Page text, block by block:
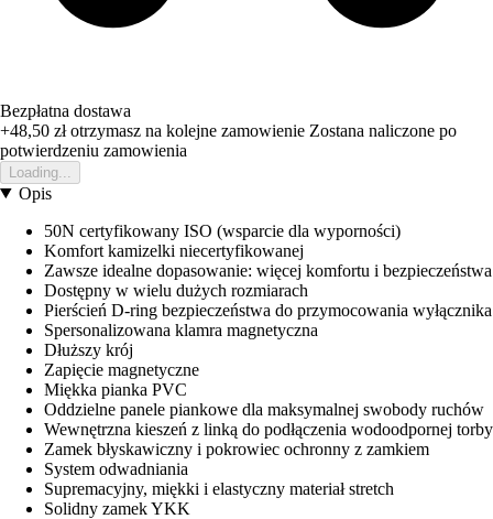
Bezpłatna dostawa
+48,50 złotrzymasz na kolejne zamowienie Zostana naliczone po
potwierdzeniu zamowienia
Loading...
Opis
50N certyfikowany ISO (wsparcie dla wyporności)
Komfort kamizelki niecertyfikowanej
Zawsze idealne dopasowanie: więcej komfortu i bezpieczeństwa
Dostępny w wielu dużych rozmiarach
Pierścień D-ring bezpieczeństwa do przymocowania wyłącznika
Spersonalizowana klamra magnetyczna
Dłuższy krój
Zapięcie magnetyczne
Miękka pianka PVC
Oddzielne panele piankowe dla maksymalnej swobody ruchów
Wewnętrzna kieszeń z linką do podłączenia wodoodpornej torby
Zamek błyskawiczny i pokrowiec ochronny z zamkiem
System odwadniania
Supremacyjny, miękki i elastyczny materiał stretch
Solidny zamek YKK